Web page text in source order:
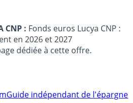
CNP : Fonds euros Lucya CNP :
en 2026 et 2027
dédiée à cette offre.
Guide indépendant de l'épargne